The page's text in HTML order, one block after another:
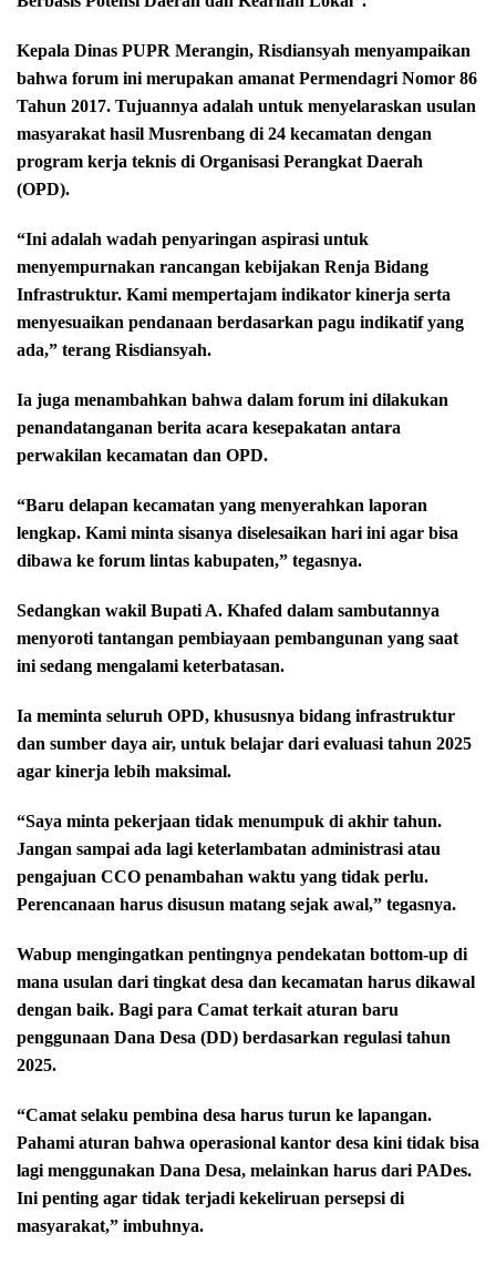
Kepala Dinas PUPR Merangin, Risdiansyah menyampaikan
bahwa forum ini merupakan amanat Permendagri Nomor 86
Tahun 2017. Tujuannya adalah untuk menyelaraskan usulan
masyarakat hasil Musrenbang di 24 kecamatan dengan
program kerja teknis di Organisasi Perangkat Daerah
(OPD).
“Ini adalah wadah penyaringan aspirasi untuk
menyempurnakan rancangan kebijakan Renja Bidang
Infrastruktur. Kami mempertajam indikator kinerja serta
menyesuaikan pendanaan berdasarkan pagu indikatif yang
ada,” terang Risdiansyah.
Ia juga menambahkan bahwa dalam forum ini dilakukan
penandatanganan berita acara kesepakatan antara
perwakilan kecamatan dan OPD.
“Baru delapan kecamatan yang menyerahkan laporan
lengkap. Kami minta sisanya diselesaikan hari ini agar bisa
dibawa ke forum lintas kabupaten,” tegasnya.
Sedangkan wakil Bupati A. Khafed dalam sambutannya
menyoroti tantangan pembiayaan pembangunan yang saat
ini sedang mengalami keterbatasan.
Ia meminta seluruh OPD, khususnya bidang infrastruktur
dan sumber daya air, untuk belajar dari evaluasi tahun 2025
agar kinerja lebih maksimal.
“Saya minta pekerjaan tidak menumpuk di akhir tahun.
Jangan sampai ada lagi keterlambatan administrasi atau
pengajuan CCO penambahan waktu yang tidak perlu.
Perencanaan harus disusun matang sejak awal,” tegasnya.
Wabup mengingatkan pentingnya pendekatan bottom-up di
mana usulan dari tingkat desa dan kecamatan harus dikawal
dengan baik. Bagi para Camat terkait aturan baru
penggunaan Dana Desa (DD) berdasarkan regulasi tahun
2025.
“Camat selaku pembina desa harus turun ke lapangan.
Pahami aturan bahwa operasional kantor desa kini tidak bisa
lagi menggunakan Dana Desa, melainkan harus dari PADes.
Ini penting agar tidak terjadi kekeliruan persepsi di
masyarakat,” imbuhnya.